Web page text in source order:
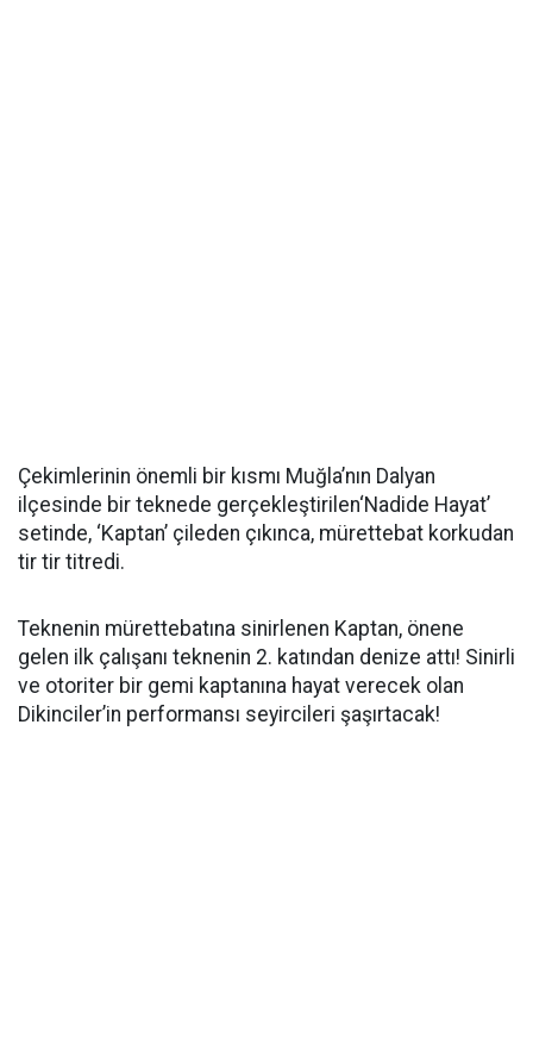
Çekimlerinin önemli bir kısmı Muğla’nın Dalyan
ilçesinde bir teknede gerçekleştirilen‘Nadide Hayat’
setinde, ‘Kaptan’ çileden çıkınca, mürettebat korkudan
tir tir titredi.
Teknenin mürettebatına sinirlenen Kaptan, önene
gelen ilk çalışanı teknenin 2. katından denize attı! Sinirli
ve otoriter bir gemi kaptanına hayat verecek olan
Dikinciler’in performansı seyircileri şaşırtacak!